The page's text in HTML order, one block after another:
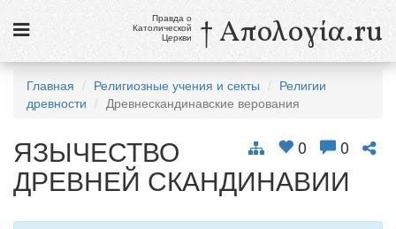
Новости
Католики в России
Галерея
Правда о
Католической
Церкви † Απολογία.ru
Главная Религиозные учения и секты
Религии
древности
Древнескандинавские верования
0 0
ЯЗЫЧЕСТВО
ДРЕВНЕЙ СКАНДИНАВИИ